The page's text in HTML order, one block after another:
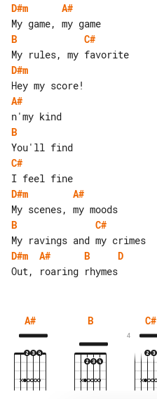
D#m
A#
B
C#
D#m
A#
B
C#
D#m
A#
B
C#
D#m
A# B
D
A# B C#
4